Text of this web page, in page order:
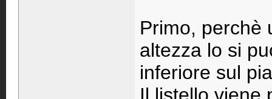
Primo, perchè
altezza lo si
inferiore sul